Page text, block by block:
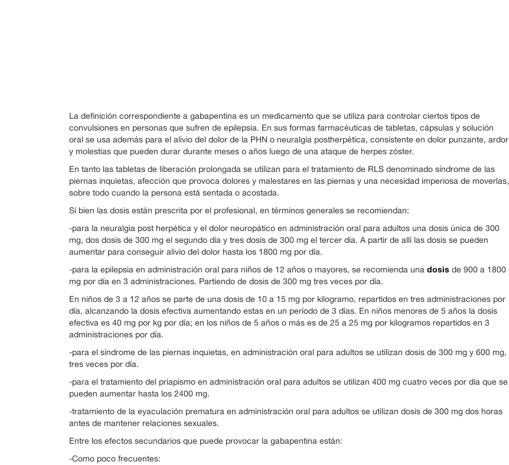
La definición correspondiente a gabapentina es un medicamento que se utiliza para controlar ciertos tipos de
convulsiones en personas que sufren de epilepsia. En sus formas farmacéuticas de tabletas, cápsulas y solución
oral se usa además para el alivio del dolor de la PHN o neuralgia postherpética, consistente en dolor punzante, ardor
y molestias que pueden durar durante meses o años luego de una ataque de herpes zóster.
En tanto las tabletas de liberación prolongada se utilizan para el tratamiento de RLS denominado síndrome de las
piernas inquietas, afección que provoca dolores y malestares en las piernas y una necesidad imperiosa de moverlas,
sobre todo cuando la persona está sentada o acostada.
Si bien las dosis están prescrita por el profesional, en términos generales se recomiendan:
-para la neuralgia post herpética y el dolor neuropático en administración oral para adultos una dosis única de 300
mg, dos dosis de 300 mg el segundo día y tres dosis de 300 mg el tercer día. A partir de allí las dosis se pueden
aumentar para conseguir alivio del dolor hasta los 1800 mg por día.
-para la epilepsia en administración oral para niños de 12 años o mayores, se recomienda una dosis de 900 a 1800
mg por día en 3 administraciones. Partiendo de dosis de 300 mg tres veces por día.
En niños de 3 a 12 años se parte de una dosis de 10 a 15 mg por kilogramo, repartidos en tres administraciones por
día, alcanzando la dosis efectiva aumentando estas en un período de 3 días. En niños menores de 5 años la dosis
efectiva es 40 mg por kg por día; en los niños de 5 años o más es de 25 a 25 mg por kilogramos repartidos en 3
administraciones por día.
-para el síndrome de las piernas inquietas, en administración oral para adultos se utilizan dosis de 300 mg y 600 mg,
tres veces por día.
-para el tratamiento del priapismo en administración oral para adultos se utilizan 400 mg cuatro veces por día que se
pueden aumentar hasta los 2400 mg.
-tratamiento de la eyaculación prematura en administración oral para adultos se utilizan dosis de 300 mg dos horas
antes de mantener relaciones sexuales.
Entre los efectos secundarios que puede provocar la gabapentina están:
-Como poco frecuentes: